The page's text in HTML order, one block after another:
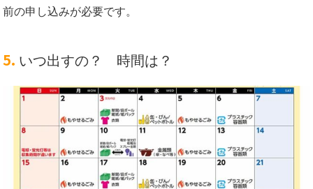
前の申し込みが必要です。
5. いつ出すの？ 時間は？